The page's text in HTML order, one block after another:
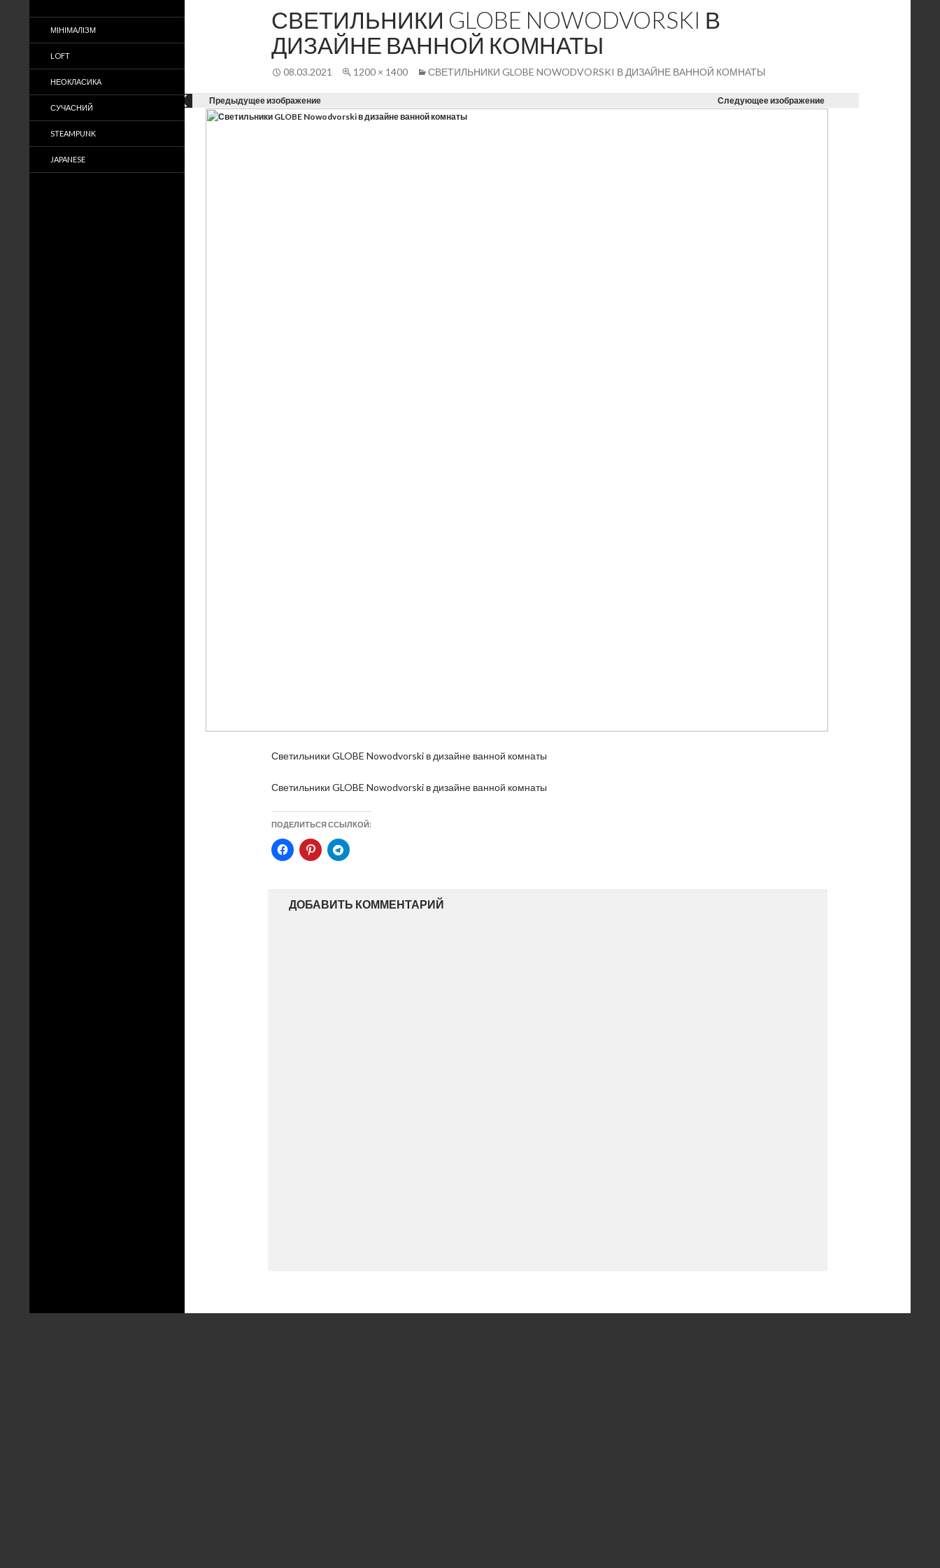
СВЕТИЛЬНИКИ GLOBE NOWODVORSKI В
ДИЗАЙНЕ ВАННОЙ КОМНАТЫ
08.03.2021 1200 × 1400 СВЕТИЛЬНИКИ GLOBE NOWODVORSKI В ДИЗАЙНЕ ВАННОЙ КОМНАТЫ
Предыдущее изображение Следующее изображение
Светильники GLOBE Nowodvorski в дизайне ванной комнаты
Светильники GLOBE Nowodvorski в дизайне ванной комнаты
ПОДЕЛИТЬСЯ ССЫЛКОЙ:
ДОБАВИТЬ КОММЕНТАРИЙ
МІНІМАЛІЗМ
LOFT
НЕОКЛАСИКА
СУЧАСНИЙ
STEAMPUNK
JAPANESE